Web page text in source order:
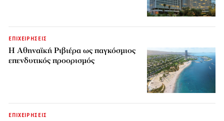
ΕΠΙΧΕΙΡΗΣΕΙΣ
Η Αθηναϊκή Ριβιέρα ως παγκόσμιος
επενδυτικός προορισμός
ΕΠΙΧΕΙΡΗΣΕΙΣ